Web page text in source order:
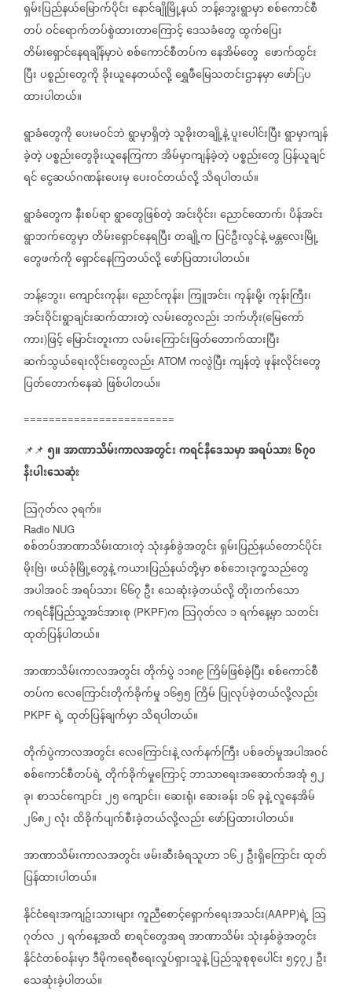
ရှမ်းပြည်နယ်မြောက်ပိုင်းနောင်ချိုမြို့နယ် ဘန့်ဘွေးရွာမှာစစ်ကောင်စီ
တပ်ဝင်ရောက်တပ်စွဲထားတာကြောင့်ဒေသခံတွေထွက်ပြေး
တိမ်းရှောင်နေရချိန်မှာပဲစစ်ကောင်စီတပ်ကနေအိမ်တွေ ဖောက်ထွင်း
ပြီးပစ္စည်းတွေကိုခိုးယူနေတယ်လို့ရွှေဖီမြေသတင်းဌာနမှာဖော်ြပ
ထားပါတယ်။
ရွာခံတွေကိုပေးမဝင်ဘဲရွာမှာရှိတဲ့ သူခိုးတချို့နဲ့ပူးပေါင်းပြီးရွာမှာကျန်
ခဲ့တဲ့ပစ္စည်းတွေခိုးယူနေကြကာအိမ်မှာကျန်ခဲ့တဲ့ပစ္စည်းတွေ ပြန်ယူချင်
ရင်ငွေဆယ်ဂဏန်းပေးမှပေးဝင်တယ်လို့သိရပါတယ်။
ရွာခံတွေကနီးစပ်ရာရွာတွေဖြစ်တဲ့အင်းဝိုင်း၊ညောင်ထောက်၊ပိန်အင်း
ရွာဘက်တွေမှာတိမ်းရှောင်နေရပြီးတချို့က ပြင်ဦးလွင်နဲ့မန္တလေးမြို့
တွေဖက်ကိုရှောင်နေကြတယ်လို့ဖော်ပြထားပါတယ်။
ဘန့်ဘွေး၊ကျောင်းကုန်း၊ညောင်ကုန်း၊ ကြူအင်း၊ကုန်းမို့၊ကုန်းကြီး၊
အင်းဝိုင်းရွာချင်းဆက်ထားတဲ့လမ်းတွေလည်း ဘက်ဟိုး(မြေကော်
ကား)ဖြင့်မြောင်းတူးကာလမ်းကြောင်းဖြတ်တောက်ထားပြီး
ဆက်သွယ်ရေးလိုင်းတွေလည်း ATOM ကလွဲပြီးကျန်တဲ့ဖုန်းလိုင်းတွေ
ပြတ်တောက်နေဆဲ ဖြစ်ပါတယ်။
========================
📌📌 ၅။အာဏာသိမ်းကာလအတွင်းကရင်နီဒေသမှာအရပ်သား ၆၇၀
နီးပါးသေဆုံး
သြဂုတ်လ ၃ရက်။
Radio NUG
စစ်တပ်အာဏာသိမ်းထားတဲ့ သုံးနှစ်ခွဲအတွင်းရှမ်းပြည်နယ်တောင်ပိုင်း
မိုးဗြဲ၊ဖယ်ခုံမြို့တွေနဲ့ကယားပြည်နယ်တို့မှာစစ်ဘေးဒုက္ခသည်တွေ
အပါအဝင်အရပ်သား ၆၆၇ဦးသေဆုံးခဲ့တယ်လို့တိုးတက်သော
ကရင်နီပြည်သူ့အင်အားစု (PKPF)က သြဂုတ်လ ၁ရက်နေ့မှာသတင်း
ထုတ်ပြန်ပါတယ်။
အာဏာသိမ်းကာလအတွင်းတိုက်ပွဲ ၁၁၈၉ကြိမ်ဖြစ်ခဲ့ပြီးစစ်ကောင်စီ
တပ်ကလေကြောင်းတိုက်ခိုက်မှု ၁၆၅၅ ကြိမ် ပြုလုပ်ခဲ့တယ်လို့လည်း
PKPF ရဲ့ထုတ်ပြန်ချက်မှာသိရပါတယ်။
တိုက်ပွဲကာလအတွင်းလေကြောင်းနဲ့လက်နက်ကြီးပစ်ခတ်မှုအပါအဝင်
စစ်ကောင်စီတပ်ရဲ့တိုက်ခိုက်မှုကြောင့်ဘာသာရေးအဆောက်အအုံ၅၂
ခု၊စာသင်ကျောင်း၂၅ကျောင်း၊ဆေးရုံ၊ဆေးခန်း ၁၆ခုနဲ့လူနေအိမ်
၂၆၈၂လုံးထိခိုက်ပျက်စီးခဲ့တယ်လို့လည်းဖော်ပြထားပါတယ်။
အာဏာသိမ်းကာလအတွင်းဖမ်းဆီးခံရသူဟာ၁၆၂ ဦးရှိကြောင်းထုတ်
ပြန်ထားပါတယ်။
နိုင်ငံရေးအကျဥ်းသားများကူညီစောင့်ရှောက်ရေးအသင်း(AAPP)ရဲ့သြ
ဂုတ်လ၂ရက်နေ့အထိစာရင်တွေအရအာဏာသိမ်း သုံးနှစ်ခွဲအတွင်း
နိုင်ငံတစ်ဝန်းမှာဒီမိုကရေစီရေးလှုပ်ရှားသူနဲ့ပြည်သူစုစုပေါင်း၅၄၇၂ ဦး
သေဆုံးခဲ့ပါတယ်။